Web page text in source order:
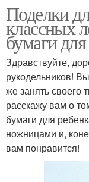
Поделки
классных
бумаги
Здравствуйте,
рукодельников!
же занять своего
расскажу вам о
бумаги для
ножницами и,
вам понравится!